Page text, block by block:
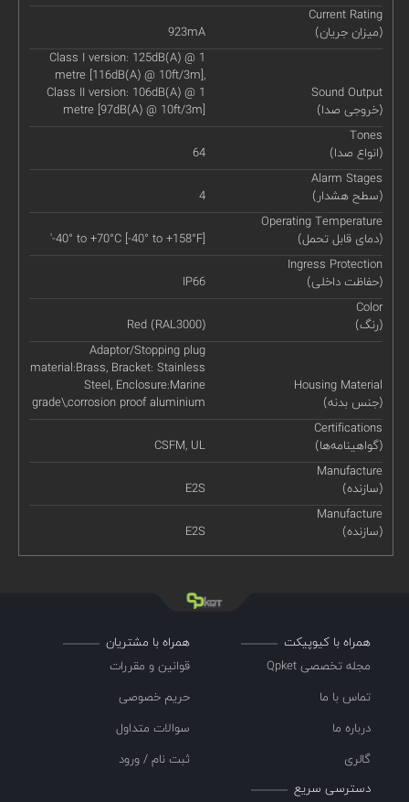
Current Rating
(میزان جریان)
923mA
Sound Output
(خروجی صدا)
Class I version: 125dB(A) @ 1
metre [116dB(A) @ 10ft/3m],
Class II version: 106dB(A) @ 1
metre [97dB(A) @ 10ft/3m]
Tones
(انواع صدا)
64
Alarm Stages
(سطح هشدار)
4
Operating Temperature
(دمای قابل تحمل)
'-40° to +70°C [-40° to +158°F]
Ingress Protection
(حفاظت داخلی)
IP66
Color
(رنگ)
Red (RAL3000)
Housing Material
(جنس بدنه)
Adaptor/Stopping plug
material:Brass, Bracket: Stainless
Steel, Enclosure:Marine
grade\,corrosion proof aluminium
Certifications
(گواهینامه‌ها)
CSFM, UL
Manufacture
(سازنده)
E2S
Manufacture
(سازنده)
E2S
همراه با کیوپیکت
مجله تخصصی Qpket
تماس با ما
درباره ما
گالری
همراه با مشتریان
قوانین و مقررات
حریم خصوصی
سوالات متداول
ثبت نام / ورود
دسترسی سریع